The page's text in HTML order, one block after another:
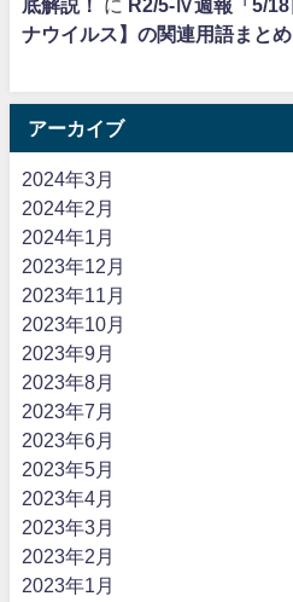
底解説！
に R2/5-Ⅳ週報「5/18
ナウイルス】の関連用語まとめ
アーカイブ
2024年3月
2024年2月
2024年1月
2023年12月
2023年11月
2023年10月
2023年9月
2023年8月
2023年7月
2023年6月
2023年5月
2023年4月
2023年3月
2023年2月
2023年1月